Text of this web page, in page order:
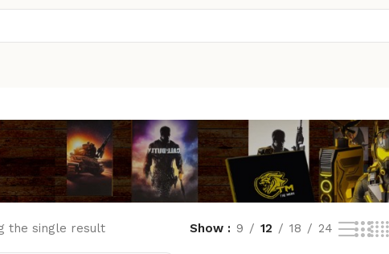
the single result Show 9 12 18 24